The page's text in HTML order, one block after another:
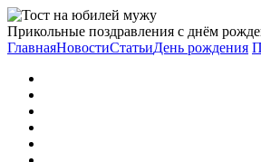
Прикольные поздравления с днём
ГлавнаяНовостиСтатьиДень рождения